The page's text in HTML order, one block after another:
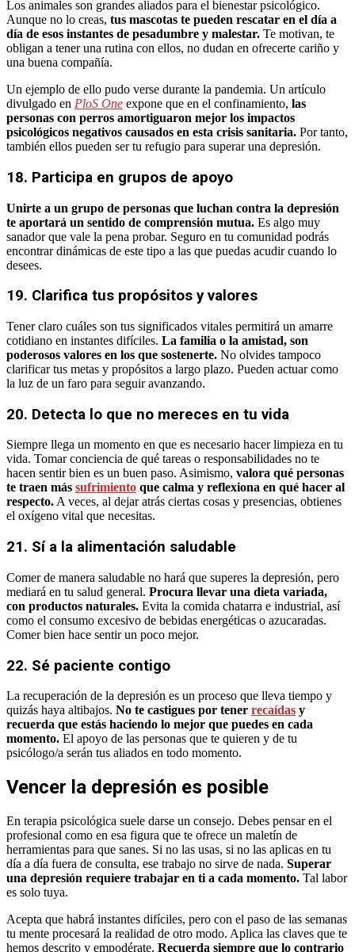
Los animales son grandes aliados para el bienestar psicológico.
Aunque no lo creas, tus mascotas te pueden rescatar en el día a
día de esos instantes de pesadumbre y malestar. Te motivan, te
obligan a tener una rutina con ellos, no dudan en ofrecerte cariño y
una buena compañía.
Un ejemplo de ello pudo verse durante la pandemia. Un artículo
divulgado en PloS One expone que en el confinamiento, las
personas con perros amortiguaron mejor los impactos
psicológicos negativos causados ​​en esta crisis sanitaria. Por tanto,
también ellos pueden ser tu refugio para superar una depresión.
18. Participa en grupos de apoyo
Unirte a un grupo de personas que luchan contra la depresión
te aportará un sentido de comprensión mutua. Es algo muy
sanador que vale la pena probar. Seguro en tu comunidad podrás
encontrar dinámicas de este tipo a las que puedas acudir cuando lo
desees.
19. Clarifica tus propósitos y valores
Tener claro cuáles son tus significados vitales permitirá un amarre
cotidiano en instantes difíciles. La familia o la amistad, son
poderosos valores en los que sostenerte. No olvides tampoco
clarificar tus metas y propósitos a largo plazo. Pueden actuar como
la luz de un faro para seguir avanzando.
20. Detecta lo que no mereces en tu vida
Siempre llega un momento en que es necesario hacer limpieza en tu
vida. Tomar conciencia de qué tareas o responsabilidades no te
hacen sentir bien es un buen paso. Asimismo, valora qué personas
te traen más sufrimiento que calma y reflexiona en qué hacer al
respecto.A veces, al dejar atrás ciertas cosas y presencias, obtienes
el oxígeno vital que necesitas.
21. Sí a la alimentación saludable
Comer de manera saludable no hará que superes la depresión, pero
mediará en tu salud general. Procura llevar una dieta variada,
con productos naturales. Evita la comida chatarra e industrial, así
como el consumo excesivo de bebidas energéticas o azucaradas.
Comer bien hace sentir un poco mejor.
22. Sé paciente contigo
La recuperación de la depresión es un proceso que lleva tiempo y
quizás haya altibajos. No te castigues por tener recaídas y
recuerda que estás haciendo lo mejor que puedes en cada
momento. El apoyo de las personas que te quieren y de tu
psicólogo/a serán tus aliados en todo momento.
Vencer la depresión es posible
En terapia psicológica suele darse un consejo. Debes pensar en el
profesional como en esa figura que te ofrece un maletín de
herramientas para que sanes. Si no las usas, si no las aplicas en tu
día a día fuera de consulta, ese trabajo no sirve de nada. Superar
una depresión requiere trabajar en ti a cada momento. Tal labor
es solo tuya.
Acepta que habrá instantes difíciles, pero con el paso de las semanas
tu mente procesará la realidad de otro modo. Aplica las claves que te
hemos descrito y empodérate. Recuerda siempre que lo contrario